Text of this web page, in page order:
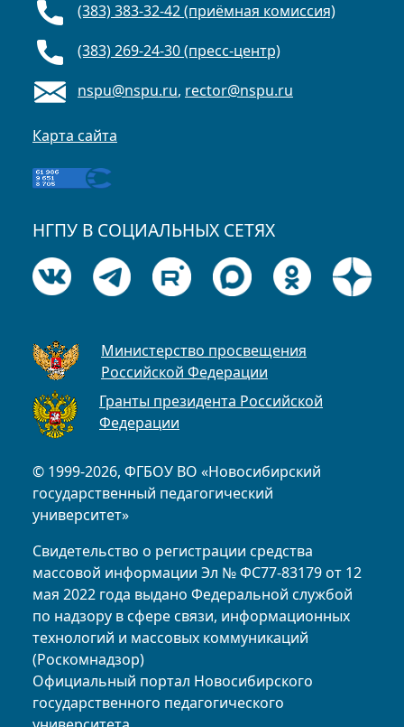
© 1999-2026, ФГБОУ ВО «Новосибирский
государственный педагогический
университет»
Свидетельство о регистрации средства
массовой информации Эл № ФС77-83179 от 12
мая 2022 года выдано Федеральной службой
по надзору в сфере связи, информационных
технологий и массовых коммуникаций
(Роскомнадзор)
Официальный портал Новосибирского
государственного педагогического
(383) 383-32-42 (приёмная комиссия)
(383) 269-24-30 (пресс-центр)
nspu@nspu.ru, rector@nspu.ru
Карта сайта
НГПУ В СОЦИАЛЬНЫХ СЕТЯХ
Министерство просвещения
Российской Федерации
Гранты президента Российской
Федерации